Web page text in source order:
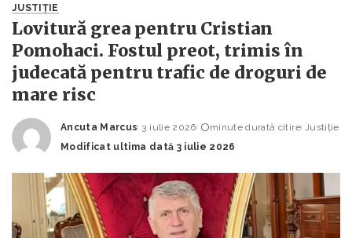
JUSTIȚIE
Lovitură grea pentru Cristian
Pomohaci. Fostul preot, trimis în
judecată pentru trafic de droguri de
mare risc
Posted
by
Ancuta Marcus 3 iulie 2026 minute durată citire Justiție
Modificat ultima dată 3 iulie 2026